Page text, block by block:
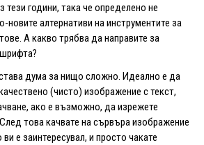
години, така че определено не
алтернативи на инструментите за
А какво трябва да направите за
дума за нищо сложно. Идеално е да
(чисто) изображение с текст,
ако е възможно, да изрежете
това качвате на сървъра изображение
е заинтересувал, и просто чакате